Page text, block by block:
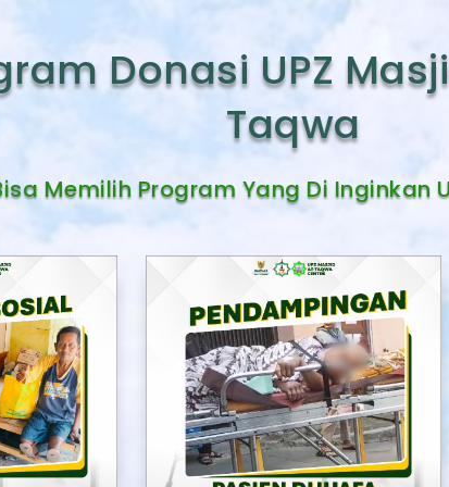
Donasi UPZ
Taqwa
Memilih Program Yang Di Inginkan